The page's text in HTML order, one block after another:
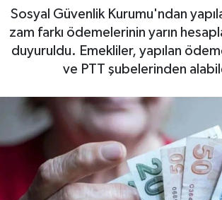
Sosyal Güvenlik Kurumu'ndan
zam farkı ödemelerinin yarın
duyuruldu. Emekliler, yapılan
ve PTT şubelerinden
EKONOMİ
GÜNDEM
SAĞLIK
EĞİTİM
BÖLGE
Tüm Manşetler
Son Dakika Haberleri